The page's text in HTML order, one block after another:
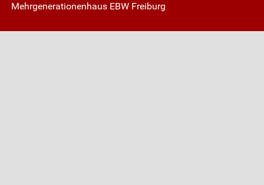
Mehrgenerationenhaus EBW Freiburg